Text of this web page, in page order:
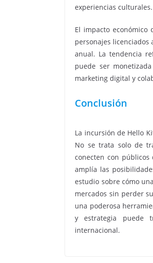
experiencias culturales.
El impacto económico
personajes licenciados
anual. La tendencia
puede ser
marketing digital y
Conclusión
La incursión de Hello
No se trata solo de
conecten con públicos
amplía las
estudio sobre cómo
mercados sin perder
una poderosa
y estrategia puede
internacional.